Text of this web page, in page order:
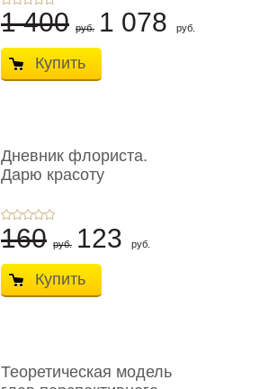
1 400 руб. 1 078 руб.
Купить
Дневник флориста.
Дарю красоту
160 руб. 123 руб.
Купить
Теоретическая модель